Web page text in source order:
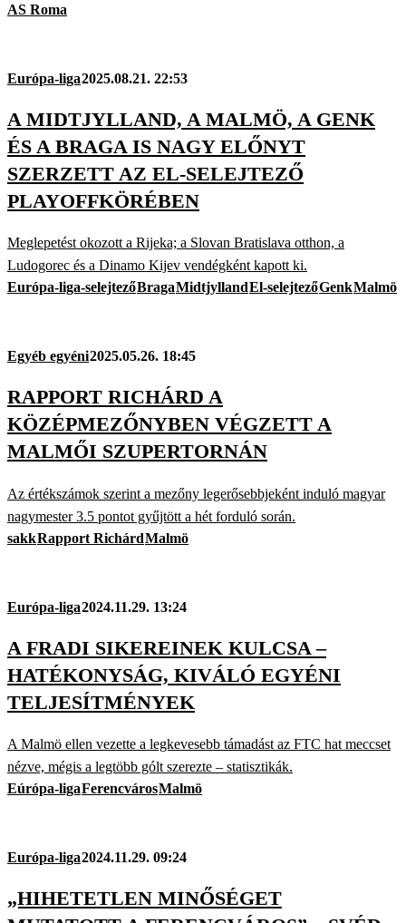
AS Roma
Európa-liga2025.08.21. 22:53
A MIDTJYLLAND, A MALMÖ, A GENK
ÉS A BRAGA IS NAGY ELŐNYT
SZERZETT AZ EL-SELEJTEZŐ
PLAYOFFKÖRÉBEN
Meglepetést okozott a Rijeka; a Slovan Bratislava otthon, a
Ludogorec és a Dinamo Kijev vendégként kapott ki.
Európa-liga-selejtezőBragaMidtjyllandEl-selejtezőGenkMalmö
Egyéb egyéni2025.05.26. 18:45
RAPPORT RICHÁRD A
KÖZÉPMEZŐNYBEN VÉGZETT A
MALMŐI SZUPERTORNÁN
Az értékszámok szerint a mezőny legerősebbjeként induló magyar
nagymester 3.5 pontot gyűjtött a hét forduló során.
sakkRapport RichárdMalmö
Európa-liga2024.11.29. 13:24
A FRADI SIKEREINEK KULCSA –
HATÉKONYSÁG, KIVÁLÓ EGYÉNI
TELJESÍTMÉNYEK
A Malmö ellen vezette a legkevesebb támadást az FTC hat meccset
nézve, mégis a legtöbb gólt szerezte – statisztikák.
Eúrópa-ligaFerencvárosMalmö
Európa-liga2024.11.29. 09:24
„HIHETETLEN MINŐSÉGET